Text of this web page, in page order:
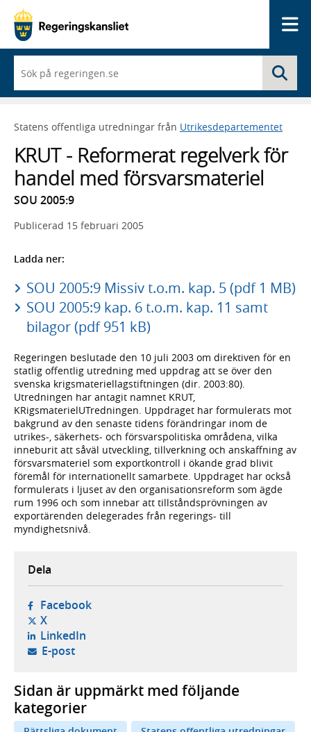
du
börjar
skriva
framträder
lista
med
sökförslag
Statens offentliga utredningar från Utrikesdepartementet
KRUT - Reformerat regelverk för
handel med försvarsmateriel
SOU 2005:9
Publicerad 15 februari 2005
Ladda ner:
SOU 2005:9 Missiv t.o.m. kap. 5 (pdf 1 MB)
SOU 2005:9 kap. 6 t.o.m. kap. 11 samt
bilagor (pdf 951 kB)
Regeringen beslutade den 10 juli 2003 om direktiven för en
statlig offentlig utredning med uppdrag att se över den
svenska krigsmateriellagstiftningen (dir. 2003:80).
Utredningen har antagit namnet KRUT,
KRigsmaterielUTredningen. Uppdraget har formulerats mot
bakgrund av den senaste tidens förändringar inom de
utrikes-, säkerhets- och försvarspolitiska områdena, vilka
inneburit att såväl utveckling, tillverkning och anskaffning av
försvarsmateriel som exportkontroll i ökande grad blivit
föremål för internationellt samarbete. Uppdraget har också
formulerats i ljuset av den organisationsreform som ägde
rum 1996 och som innebar att tillståndsprövningen av
exportärenden delegerades från regerings- till
myndighetsnivå.
Dela
Facebook- öppnas i ny flik, extern webbplats,
X- öppnas i ny flik, extern webbplats,
LinkedIn- öppnas i ny flik, extern webbplats,
E-post- öppnar din e-postklient,
Sidan är uppmärkt med följande
kategorier